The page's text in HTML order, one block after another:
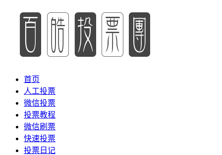
首页
人工投票
微信投票
投票教程
微信刷票
快速投票
投票日记